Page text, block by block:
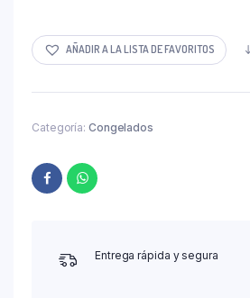
AÑADIR A LA LISTA DE FAVORITOS
Categoría: Congelados
Entrega rápida y segura